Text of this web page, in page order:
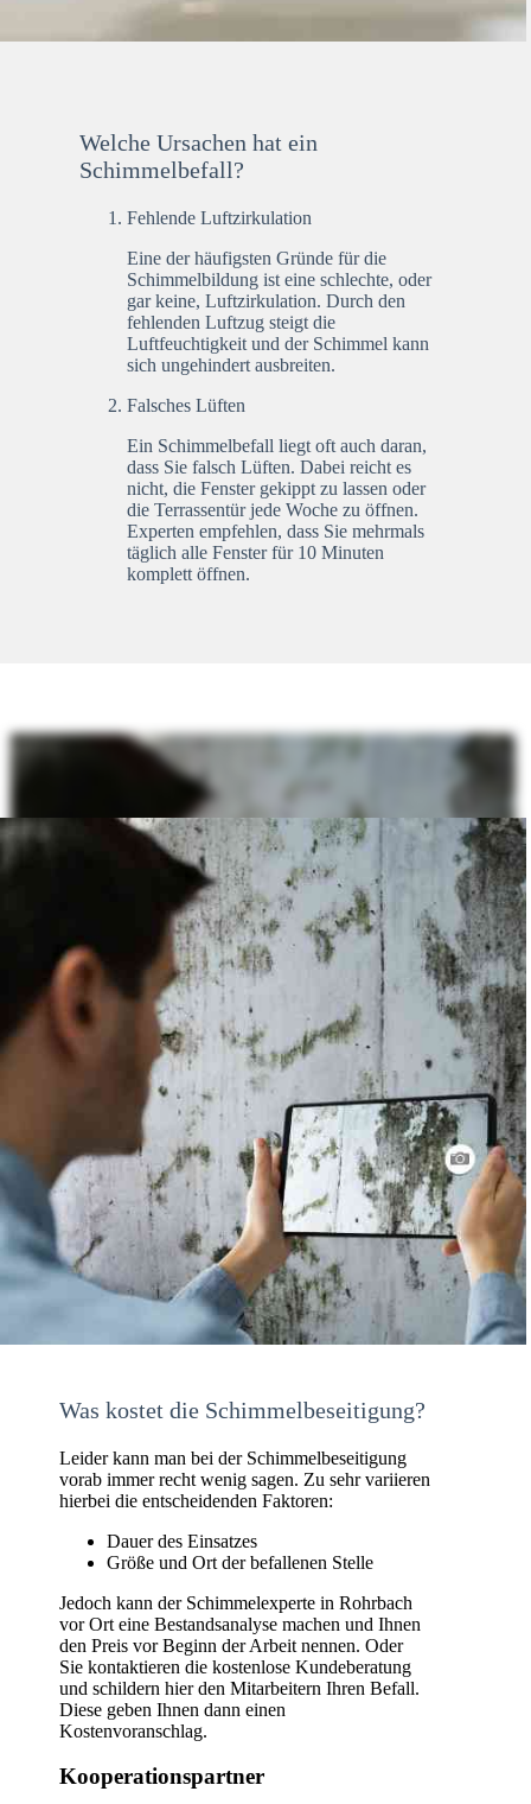
Welche Ursachen hat ein
Schimmelbefall?
Fehlende Luftzirkulation
Eine der häufigsten Gründe für die
Schimmelbildung ist eine schlechte, oder
gar keine, Luftzirkulation. Durch den
fehlenden Luftzug steigt die
Luftfeuchtigkeit und der Schimmel kann
sich ungehindert ausbreiten.
Falsches Lüften
Ein Schimmelbefall liegt oft auch daran,
dass Sie falsch Lüften. Dabei reicht es
nicht, die Fenster gekippt zu lassen oder
die Terrassentür jede Woche zu öffnen.
Experten empfehlen, dass Sie mehrmals
täglich alle Fenster für 10 Minuten
komplett öffnen.
Was kostet die Schimmelbeseitigung?
Leider kann man bei der Schimmelbeseitigung
vorab immer recht wenig sagen. Zu sehr variieren
hierbei die entscheidenden Faktoren:
Dauer des Einsatzes
Größe und Ort der befallenen Stelle
Jedoch kann der Schimmelexperte in Rohrbach
vor Ort eine Bestandsanalyse machen und Ihnen
den Preis vor Beginn der Arbeit nennen. Oder
Sie kontaktieren die kostenlose Kundeberatung
und schildern hier den Mitarbeitern Ihren Befall.
Diese geben Ihnen dann einen
Kostenvoranschlag.
Kooperationspartner